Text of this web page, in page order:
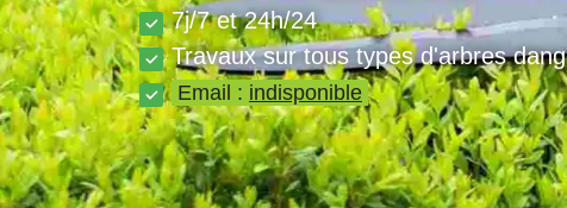
7j/7 et 24h/24
Travaux sur tous types d'arbres
Email : indisponible